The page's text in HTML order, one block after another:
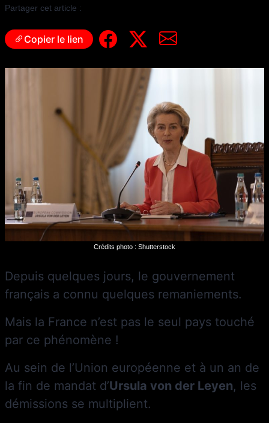
Partager cet article :
Copier le lien
Crédits photo : Shutterstock
Depuis quelques jours, le gouvernement
français a connu quelques remaniements.
Mais la France n’est pas le seul pays touché
par ce phénomène !
Au sein de l’Union européenne et à un an de
la fin de mandat d’Ursula von der Leyen, les
démissions se multiplient.